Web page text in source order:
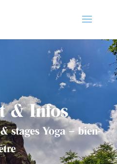
& Infos
stages Yoga – bien-